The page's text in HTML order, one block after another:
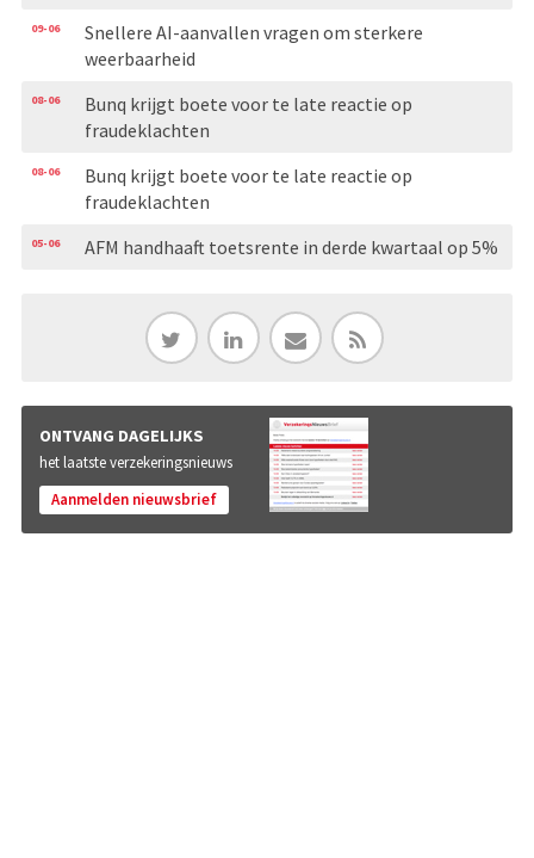
09-06
Snellere AI-aanvallen vragen om sterkere
weerbaarheid
08-06
Bunq krijgt boete voor te late reactie op
fraudeklachten
08-06
Bunq krijgt boete voor te late reactie op
fraudeklachten
05-06 AFM handhaaft toetsrente in derde kwartaal op 5%
ONTVANG DAGELIJKS
het laatste verzekeringsnieuws
Aanmelden nieuwsbrief